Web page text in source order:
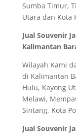
Sumba Timur,
Utara dan Kota
Jual Souvenir
Kalimantan
Wilayah Kami
di Kalimantan
Hulu, Kayong
Melawi,
Sintang, Kota
Jual Souvenir